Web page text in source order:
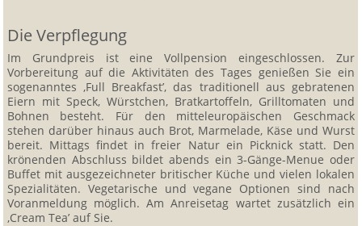
Die Verpflegung
Im Grundpreis ist eine Vollpension eingeschlossen. Zur
Vorbereitung auf die Aktivitäten des Tages genießen Sie ein
sogenanntes ‚Full Breakfast’, das traditionell aus gebratenen
Eiern mit Speck, Würstchen, Bratkartoffeln, Grilltomaten und
Bohnen besteht. Für den mitteleuropäischen Geschmack
stehen darüber hinaus auch Brot, Marmelade, Käse und Wurst
bereit. Mittags findet in freier Natur ein Picknick statt. Den
krönenden Abschluss bildet abends ein 3-Gänge-Menue oder
Buffet mit ausgezeichneter britischer Küche und vielen lokalen
Spezialitäten. Vegetarische und vegane Optionen sind nach
Voranmeldung möglich. Am Anreisetag wartet zusätzlich ein
‚Cream Tea’ auf Sie.